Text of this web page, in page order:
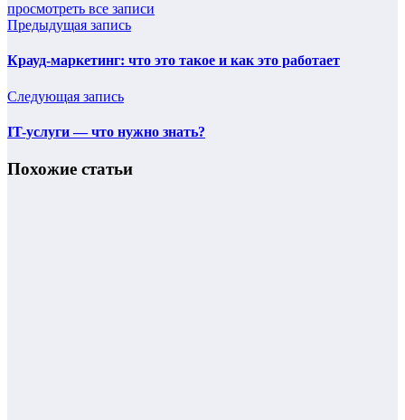
просмотреть все записи
Предыдущая запись
Крауд-маркетинг: что это такое и как это работает
Следующая запись
IT-услуги — что нужно знать?
Похожие статьи